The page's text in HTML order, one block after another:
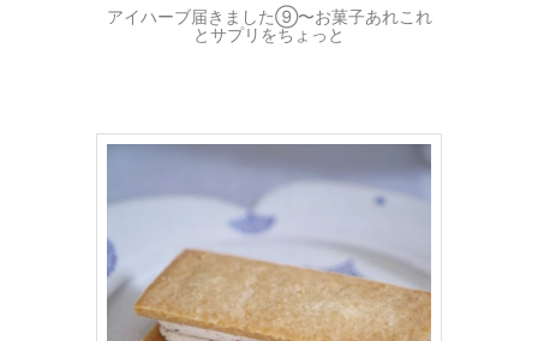
アイハーブ届きました⑨〜お菓子あれこれ
とサプリをちょっと